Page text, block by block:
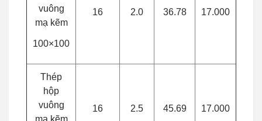
vuông
mạ kẽm
100×100
16 2.0 36.78 17.000
Thép
hộp
vuông
mạ kẽm
16 2.5 45.69 17.000